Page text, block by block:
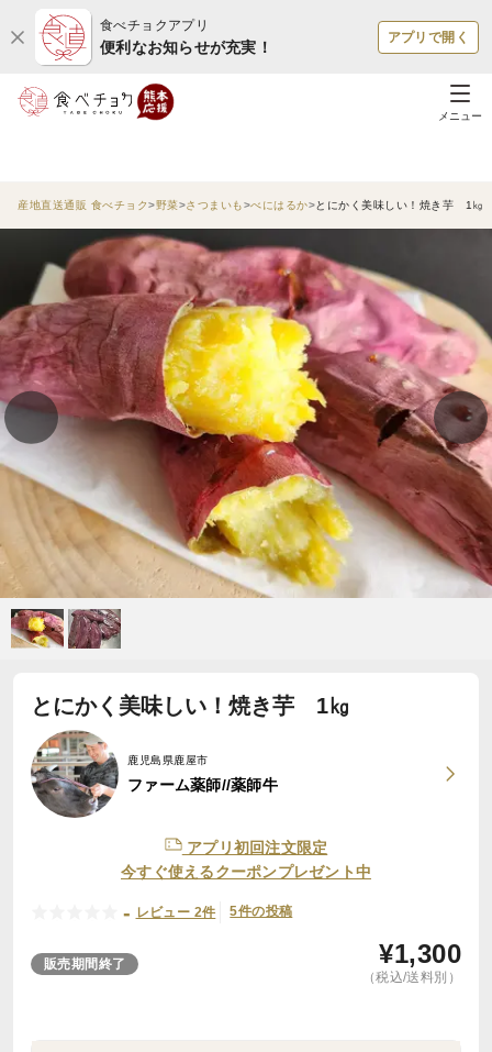
食べチョクアプリ
便利なお知らせが充実！
アプリで開く
メニュー
産地直送通販 食べチョク 野菜 さつまいも べにはるか とにかく美味しい！焼き芋 1㎏
とにかく美味しい！焼き芋 1㎏
鹿児島県鹿屋市
ファーム薬師//薬師牛
アプリ初回注文限定
今すぐ使えるクーポンプレゼント中
- レビュー 2件 5件の投稿
販売期間終了 ¥1,300
（税込/送料別）